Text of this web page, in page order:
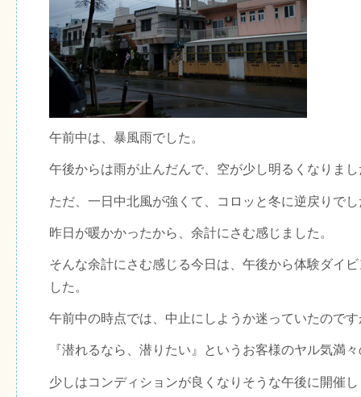
午前中は、暴風雨でした。
午後からは雨が止んだんで、空が少し明るくなりま
ただ、一日中北風が強くて、コロッと冬に逆戻りで
昨日が暖かかったから、余計にさむ感じました。
そんな余計にさむ感じる今日は、午後から体験ダイ
した。
午前中の時点では、中止にしようか迷っていたのです
『潜れるなら、潜りたい』というお客様のヤル気満
少しはコンディションが良くなりそうな午後に開催